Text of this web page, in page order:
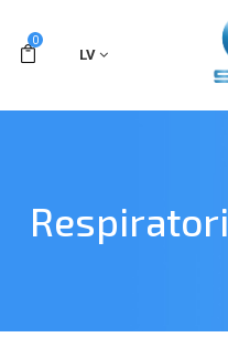
0
LV
Respiratori